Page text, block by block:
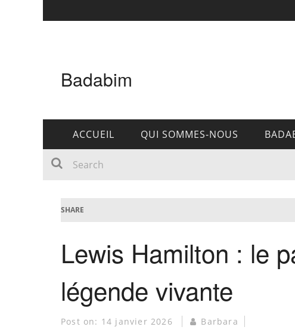
Badabim
ACCUEIL QUI SOMMES-NOUS
SHARE
Lewis Hamilton : le
légende vivante
Post on: 14 janvier 2026 Barbara